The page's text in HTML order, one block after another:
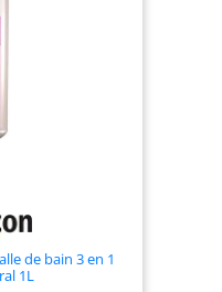
de bain 3 en 1
1L